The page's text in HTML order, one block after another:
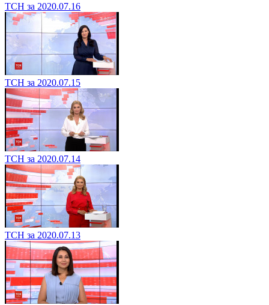
ТСН за 2020.07.16
ТСН за 2020.07.15
ТСН за 2020.07.14
ТСН за 2020.07.13